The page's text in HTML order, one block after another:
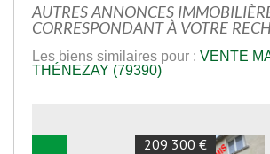
AUTRES ANNONCES
CORRESPONDANT À VOTRE
Les biens similaires pour : VENTE
THÉNEZAY (79390)
209 300 €